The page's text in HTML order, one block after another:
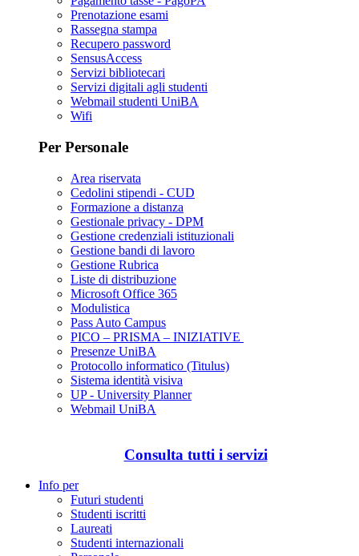
Prenotazione esami
Rassegna stampa
Recupero password
SensusAccess
Servizi bibliotecari
Servizi digitali agli studenti
Webmail studenti UniBA
Wifi
Per Personale
Area riservata
Cedolini stipendi - CUD
Formazione a distanza
Gestionale privacy - DPM
Gestione credenziali istituzionali
Gestione bandi di lavoro
Gestione Rubrica
Liste di distribuzione
Microsoft Office 365
Modulistica
Pass Auto Campus
PICO – PRISMA – INIZIATIVE
Presenze UniBA
Protocollo informatico (Titulus)
Sistema identità visiva
UP - University Planner
Webmail UniBA
Consulta tutti i servizi
Info per
Futuri studenti
Studenti iscritti
Laureati
Studenti internazionali